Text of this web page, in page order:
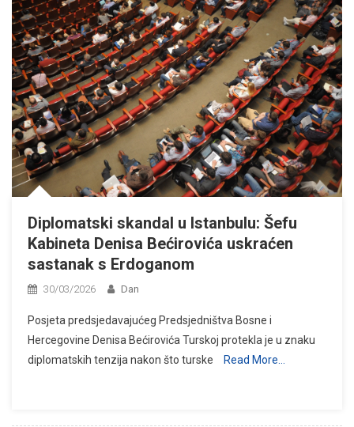
Diplomatski skandal u Istanbulu: Šefu
Kabineta Denisa Bećirovića uskraćen
sastanak s Erdoganom
30/03/2026 Dan
Posjeta predsjedavajućeg Predsjedništva Bosne i
Hercegovine Denisa Bećirovića Turskoj protekla je u znaku
diplomatskih tenzija nakon što turske
Read More…